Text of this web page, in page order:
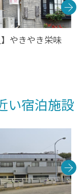
】やきやき栄味
い宿泊施設